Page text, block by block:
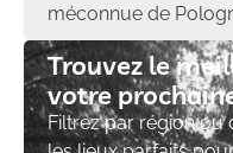
méconnue de
Trouvez le
votre
Filtrez par région